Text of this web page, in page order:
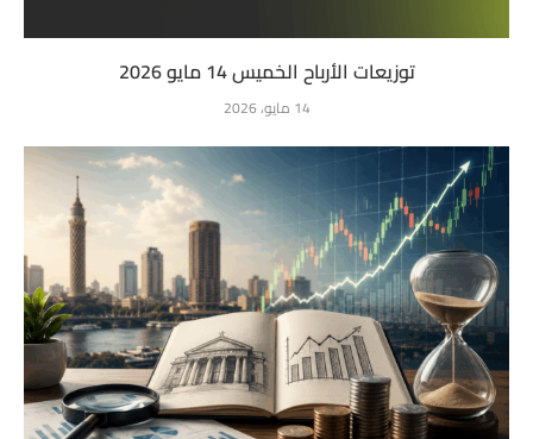
توزيعات الأرباح الخميس 14 مايو 2026
14 مايو، 2026